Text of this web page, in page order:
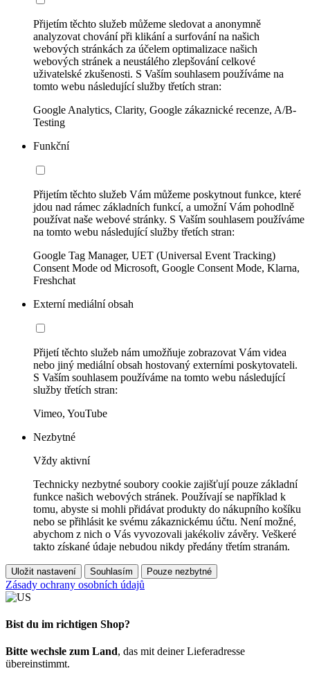
Přijetím těchto služeb můžeme sledovat a anonymně
analyzovat chování při klikání a surfování na našich
webových stránkách za účelem optimalizace našich
webových stránek a neustálého zlepšování celkové
uživatelské zkušenosti. S Vaším souhlasem používáme na
tomto webu následující služby třetích stran:
Google Analytics, Clarity, Google zákaznické recenze, A/B-
Testing
Funkční
Přijetím těchto služeb Vám můžeme poskytnout funkce, které
jdou nad rámec základních funkcí, a umožní Vám pohodlně
používat naše webové stránky. S Vaším souhlasem používáme
na tomto webu následující služby třetích stran:
Google Tag Manager, UET (Universal Event Tracking)
Consent Mode od Microsoft, Google Consent Mode, Klarna,
Freshchat
Externí mediální obsah
Přijetí těchto služeb nám umožňuje zobrazovat Vám videa
nebo jiný mediální obsah hostovaný externími poskytovateli.
S Vaším souhlasem používáme na tomto webu následující
služby třetích stran:
Vimeo, YouTube
Nezbytné
Vždy aktivní
Technicky nezbytné soubory cookie zajišťují pouze základní
funkce našich webových stránek. Používají se například k
tomu, abyste si mohli přidávat produkty do nákupního košíku
nebo se přihlásit ke svému zákaznickému účtu. Není možné,
abychom z nich o Vás vyvozovali jakékoliv závěry. Veškeré
takto získané údaje nebudou nikdy předány třetím stranám.
Uložit nastavení Souhlasím Pouze nezbytné
Zásady ochrany osobních údajů
Bist du im richtigen Shop?
Bitte wechsle zum Land, das mit deiner Lieferadresse
übereinstimmt.